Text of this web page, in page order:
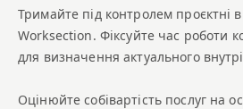
Тримайте під контролем проєктні
Worksection. Фіксуйте час роботи
для визначення актуального
Оцінюйте собівартість послуг на